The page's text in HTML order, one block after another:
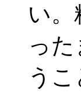
い
っ
う